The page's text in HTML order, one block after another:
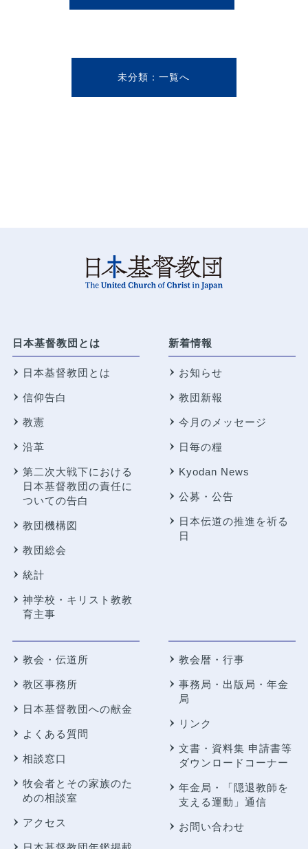
未分類
日本基督教団とは
日本基督教団とは
信仰告白
教憲
沿革
第二次大戦下における
日本基督教団の責任に
ついての告白
教団機構図
教団総会
統計
神学校・キリスト教教
育主事
新着情報
お知らせ
教団新報
今月のメッセージ
日毎の糧
Kyodan News
公募・公告
日本伝道の推進を祈る
日
教会・伝道所
教区事務所
日本基督教団への献金
よくある質問
相談窓口
牧会者とその家族のた
めの相談室
アクセス
教会暦・行事
事務局・出版局・年金
局
リンク
文書・資料集 申請書等
ダウンロードコーナー
年金局・
「隠退教師を
支える運動」通信
お問い合わせ